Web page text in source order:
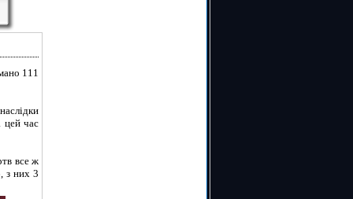
111
цей час
все ж
з них 3